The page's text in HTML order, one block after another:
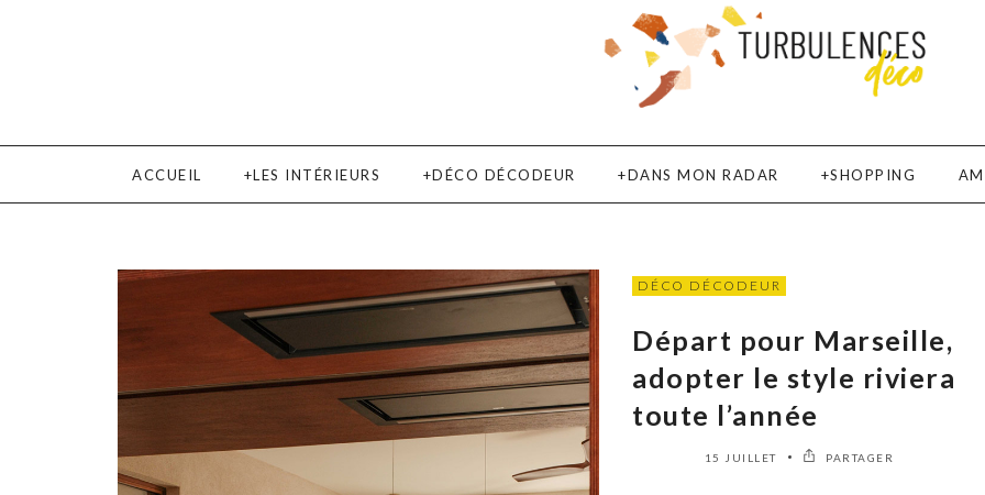
ACCUEIL LES INTÉRIEURS DÉCO DÉCODEUR DANS MON RADAR SHOPPING
DÉCO DÉCODEUR
Départ pour Marseille,
adopter le style riviera
toute l’année
15 JUILLET PARTAGER